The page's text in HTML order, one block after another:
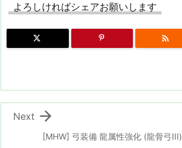
よろしければシェアお願いします

[MHW] 弓装備 龍属性強化 (龍骨弓III)

Next